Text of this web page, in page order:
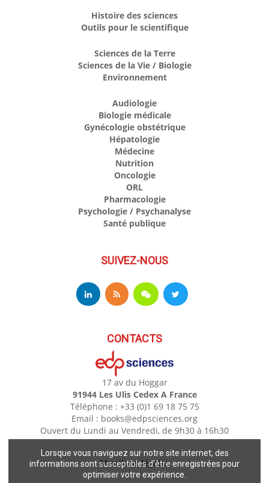
Lorsque vous naviguez sur notre site internet, des
informations sont susceptibles d'être enregistrées pour
optimiser votre expérience.
Histoire des sciences
Outils pour le scientifique
Sciences de la Terre
Sciences de la Vie / Biologie
Environnement
Audiologie
Biologie médicale
Gynécologie obstétrique
Hépatologie
Médecine
Nutrition
Oncologie
ORL
Pharmacologie
Psychologie / Psychanalyse
Santé publique
SUIVEZ-NOUS
CONTACTS
17 av du Hoggar
91944 Les Ulis Cedex A France
Téléphone : +33 (0)1 69 18 75 75
Email : books@edpsciences.org
Ouvert du Lundi au Vendredi, de 9h30 à 16h30
Mentions légales